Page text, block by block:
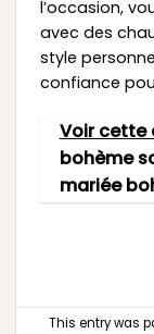
l’occasion,
avec des
style
confiance
Voir cette
bohème
mariée
This entry was